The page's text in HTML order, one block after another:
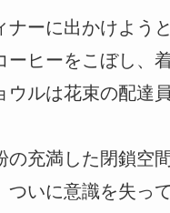
ーに出かけよう
ヒーをこぼし、
ウルは花束の配達
充満した閉鎖空
いに意識を失っ